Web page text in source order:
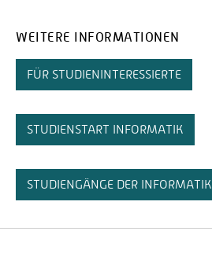
WEITERE INFORMATIONEN
FÜR STUDIENINTERESSIERTE
STUDIENSTART INFORMATIK
STUDIENGÄNGE DER INFORMATIK